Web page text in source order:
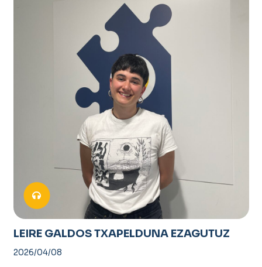
LEIRE GALDOS TXAPELDUNA EZAGUTUZ
2026/04/08